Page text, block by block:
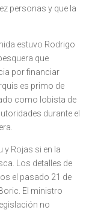
personas y que la
estuvo Rodrigo
que
por financiar
es primo de
como lobista de
durante el
y Rojas si en la
Los detalles de
el pasado 21 de
El ministro
no